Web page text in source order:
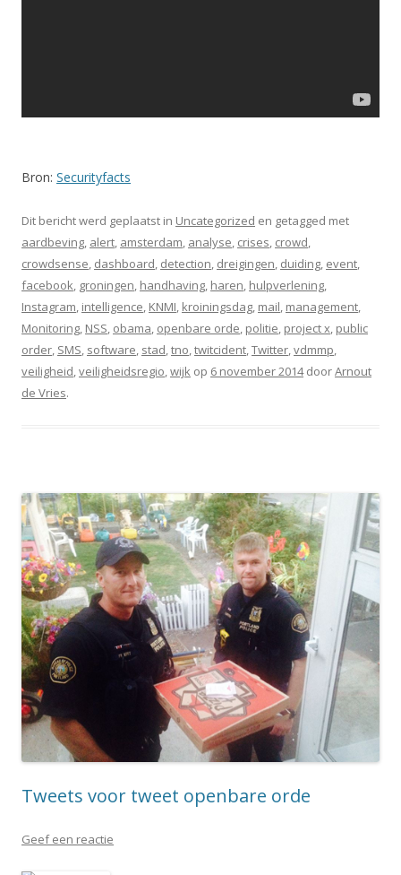
Bron: Securityfacts
Dit bericht werd geplaatst in Uncategorized en getagged met
aardbeving, alert, amsterdam, analyse, crises, crowd,
crowdsense, dashboard, detection, dreigingen, duiding, event,
facebook, groningen, handhaving, haren, hulpverlening,
Instagram, intelligence, KNMI, kroiningsdag, mail, management,
Monitoring, NSS, obama, openbare orde, politie, project x, public
order, SMS, software, stad,tno,twitcident,Twitter,vdmmp,
veiligheid,veiligheidsregio,wijk op 6 november 2014doorArnout
de Vries.
Tweets voor tweet openbare orde
Geef een reactie